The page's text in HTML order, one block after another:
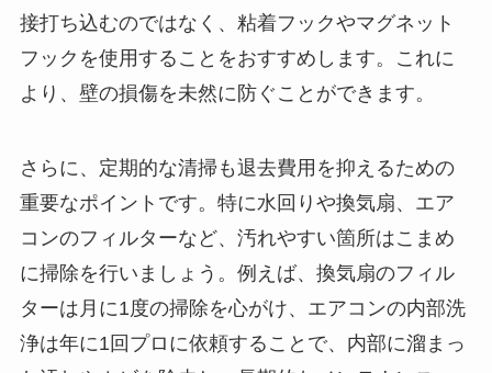
接打ち込むのではなく、粘着フックやマグネット
フックを使用することをおすすめします。これに
より、壁の損傷を未然に防ぐことができます。
さらに、定期的な清掃も退去費用を抑えるための
重要なポイントです。特に水回りや換気扇、エア
コンのフィルターなど、汚れやすい箇所はこまめ
に掃除を行いましょう。例えば、換気扇のフィル
ターは月に1度の掃除を心がけ、エアコンの内部洗
浄は年に1回プロに依頼することで、内部に溜まっ